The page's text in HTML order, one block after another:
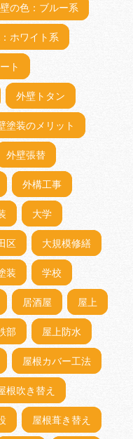
の色：ブルー系
ホワイト系
ト
外壁トタン
塗装のメリット
外壁張替
外構工事
大学
区 大規模修繕
装 学校
居酒屋 屋上
部 屋上防水
屋根カバー工法
根吹き替え
屋根葺き替え